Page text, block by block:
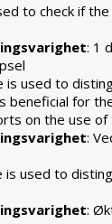
to check if
: 1
is used to
beneficial for
on the use
:
is used to
: